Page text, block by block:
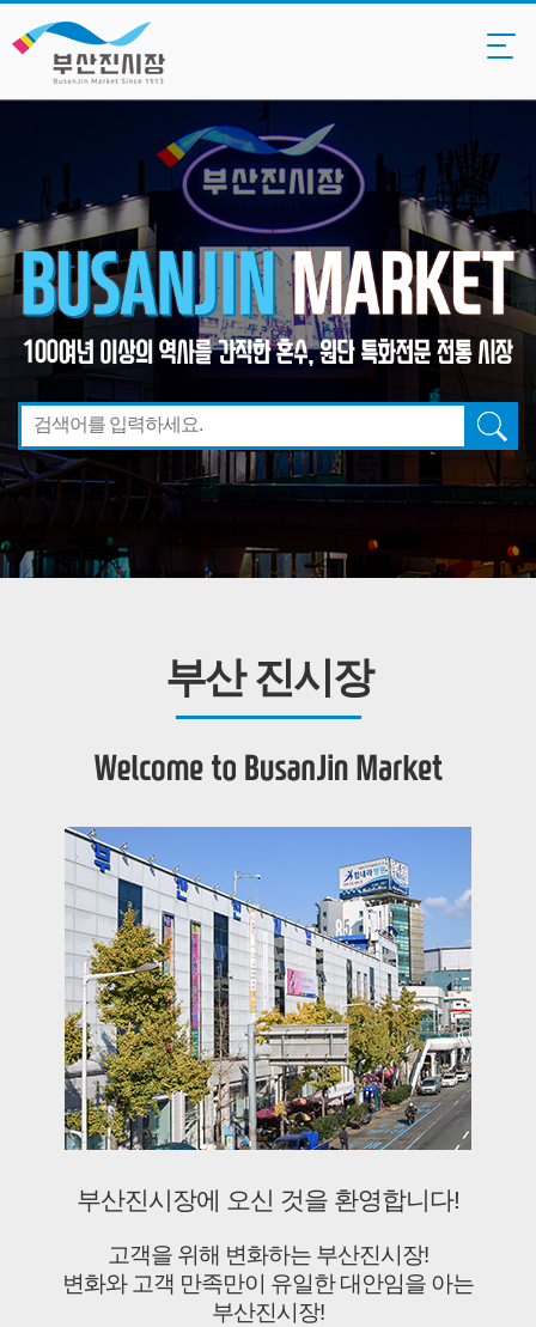
부산 진시장
부산진시장에 오신 것을 환영합니다!
고객을 위해 변화하는 부산진시장!
변화와 고객 만족만이 유일한 대안임을 아는
부산진시장!